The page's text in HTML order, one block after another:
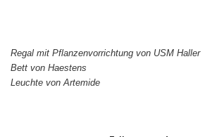
Regal mit Pflanzenvorrichtung von USM Haller
Bett von Haestens
Leuchte von Artemide